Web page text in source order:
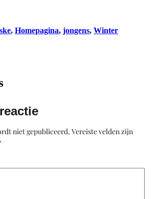
, Homepagina, jongens, Winter
niet gepubliceerd. Vereiste velden zijn